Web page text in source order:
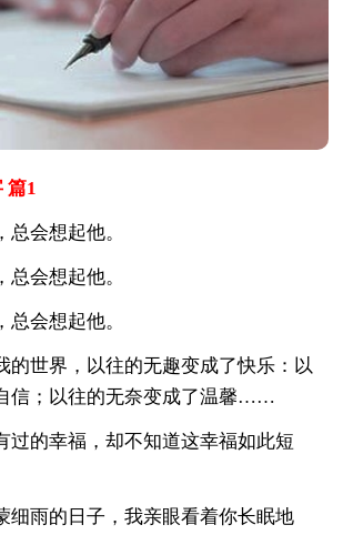
篇1
会想起他。
会想起他。
会想起他。
世界，以往的无趣变成了快乐：以
信；以往的无奈变成了温馨……
的幸福，却不知道这幸福如此短
雨的日子，我亲眼看着你长眠地